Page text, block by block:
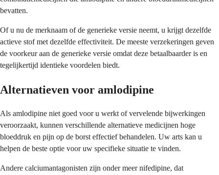
bevatten.
Of u nu de merknaam of de generieke versie neemt, u krijgt dezelfde
actieve stof met dezelfde effectiviteit. De meeste verzekeringen geven
de voorkeur aan de generieke versie omdat deze betaalbaarder is en
tegelijkertijd identieke voordelen biedt.
Alternatieven voor amlodipine
Als amlodipine niet goed voor u werkt of vervelende bijwerkingen
veroorzaakt, kunnen verschillende alternatieve medicijnen hoge
bloeddruk en pijn op de borst effectief behandelen. Uw arts kan u
helpen de beste optie voor uw specifieke situatie te vinden.
Andere calciumantagonisten zijn onder meer nifedipine, dat